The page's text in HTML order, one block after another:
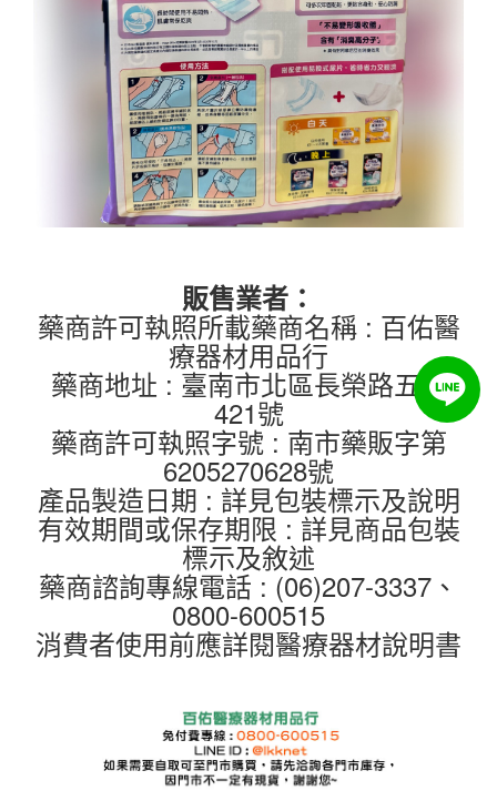
販售業者：
藥商許可執照所載藥商名稱 : 百佑醫
療器材用品行
藥商地址 : 臺南市北區長榮路五段
421號
藥商許可執照字號 : 南市藥販字第
6205270628號
產品製造日期 : 詳見包裝標示及說明
有效期間或保存期限 : 詳見商品包裝
標示及敘述
藥商諮詢專線電話 : (06)207-3337、
0800-600515
消費者使用前應詳閱醫療器材說明書